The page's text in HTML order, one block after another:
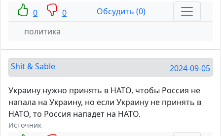
0 0
Обсудить (0)
политика
Shit & Sable 2024-09-05
Украину нужно принять в НАТО, чтобы Россия не
напала на Украину, но если Украину не принять в
НАТО, то Россия нападет на НАТО.
Источник